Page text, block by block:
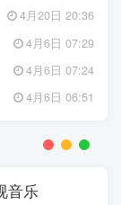
4月20日 20:36
4月6日 07:29
4月6日 07:24
4月6日 06:51
音乐
11月1日 18:50